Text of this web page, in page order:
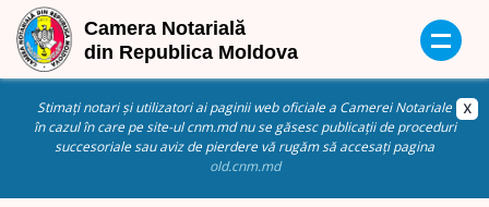
Stimați notari și utilizatori ai paginii web oficiale a Camerei Notariale
în cazul în care pe site-ul cnm.md nu se găsesc publicații de proceduri
succesoriale sau aviz de pierdere vă rugăm să accesați pagina
old.cnm.md